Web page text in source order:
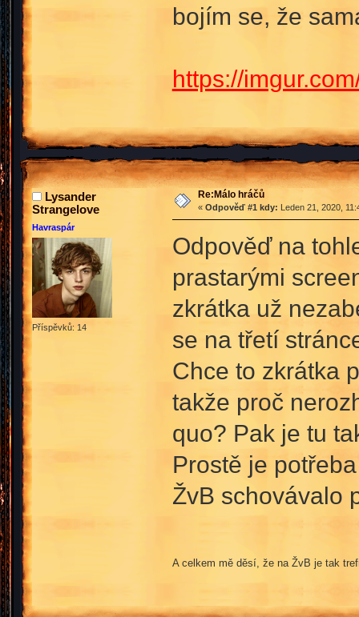
bojím se, že
https://
Lysander
Strangelove
Havraspár
Příspěvků: 14
Re:Málo hráčů
« Odpověď #1 kdy: Leden 21, 2020,
Odpověď na
prastarými
zkrátka už
se na třetí
Chce to zkrátka
takže proč
quo? Pak je tu
Prostě je
ŽvB schovávalo
A celkem mě děsí, že na ŽvB je tak